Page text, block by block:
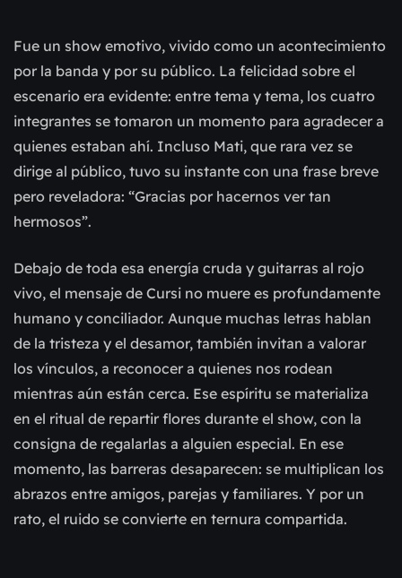
Fue un show emotivo, vivido como un acontecimiento
por la banda y por su público. La felicidad sobre el
escenario era evidente: entre tema y tema, los cuatro
integrantes se tomaron un momento para agradecer a
quienes estaban ahí. Incluso Mati, que rara vez se
dirige al público, tuvo su instante con una frase breve
pero reveladora: “Gracias por hacernos ver tan
hermosos”.
Debajo de toda esa energía cruda y guitarras al rojo
vivo, el mensaje de Cursi no muere es profundamente
humano y conciliador. Aunque muchas letras hablan
de la tristeza y el desamor, también invitan a valorar
los vínculos, a reconocer a quienes nos rodean
mientras aún están cerca. Ese espíritu se materializa
en el ritual de repartir flores durante el show, con la
consigna de regalarlas a alguien especial. En ese
momento, las barreras desaparecen: se multiplican los
abrazos entre amigos, parejas y familiares. Y por un
rato, el ruido se convierte en ternura compartida.